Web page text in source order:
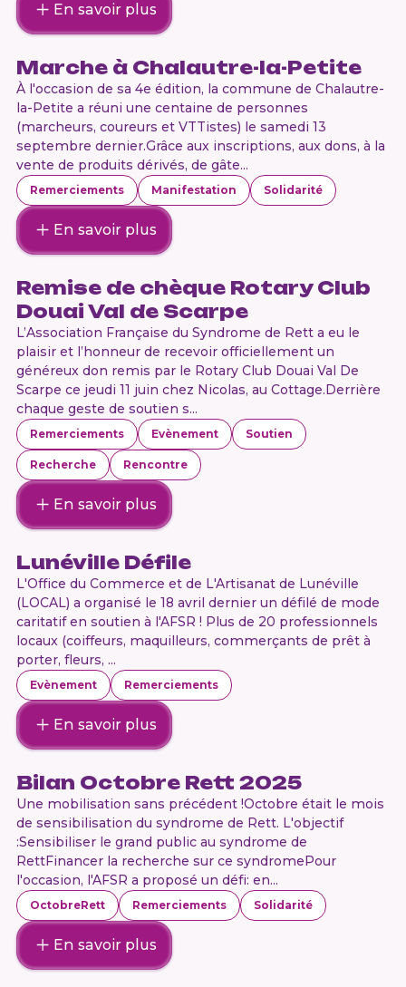
En savoir plus
Marche à Chalautre-la-Petite
À l'occasion de sa 4e édition, la commune de Chalautre-
la-Petite a réuni une centaine de personnes
(marcheurs, coureurs et VTTistes) le samedi 13
septembre dernier.Grâce aux inscriptions, aux dons, à la
vente de produits dérivés, de gâte...
Remerciements Manifestation Solidarité
En savoir plus
Remise de chèque Rotary Club
Douai Val de Scarpe
L’Association Française du Syndrome de Rett a eu le
plaisir et l’honneur de recevoir officiellement un
généreux don remis par le Rotary Club Douai Val De
Scarpe ce jeudi 11 juin chez Nicolas, au Cottage.Derrière
chaque geste de soutien s...
Remerciements Evènement Soutien
Recherche Rencontre
En savoir plus
Lunéville Défile
L'Office du Commerce et de L'Artisanat de Lunéville
(LOCAL) a organisé le 18 avril dernier un défilé de mode
caritatif en soutien à l'AFSR ! Plus de 20 professionnels
locaux (coiffeurs, maquilleurs, commerçants de prêt à
porter, fleurs, ...
Evènement Remerciements
En savoir plus
Bilan Octobre Rett 2025
Une mobilisation sans précédent !Octobre était le mois
de sensibilisation du syndrome de Rett. L'objectif
:Sensibiliser le grand public au syndrome de
RettFinancer la recherche sur ce syndromePour
l'occasion, l'AFSR a proposé un défi: en...
OctobreRett Remerciements Solidarité
En savoir plus